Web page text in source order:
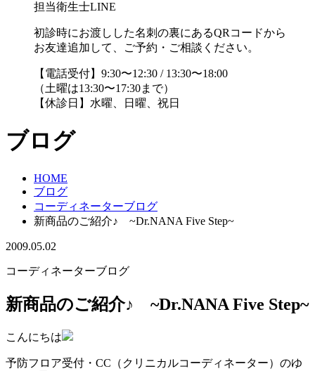
担当衛生士LINE
初診時にお渡しした名刺の裏にあるQRコードから
お友達追加して、ご予約・ご相談ください。
【電話受付】9:30〜12:30 / 13:30〜18:00
（土曜は13:30〜17:30まで）
【休診日】水曜、日曜、祝日
ブログ
HOME
ブログ
コーディネーターブログ
新商品のご紹介♪ ~Dr.NANA Five Step~
2009.05.02
コーディネーターブログ
新商品のご紹介♪ ~Dr.NANA Five Step~
こんにちは
予防フロア受付・CC（クリニカルコーディネーター）のゆ